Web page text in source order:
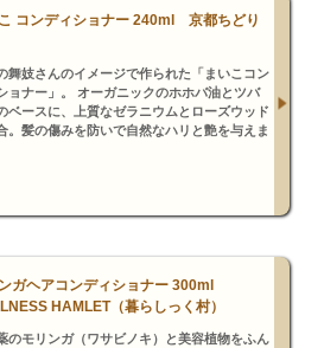
コンディショナー 240ml 京都ちどり
舞妓さんのイメージで作られた「まいこコン
ョナー」。 オーガニックのホホバ油とツバ
ベースに、上質なゼラニウムとローズウッド
。髪の傷みを防いで自然なハリと艶を与えま
ガヘアコンディショナー 300ml
HAMLET（暮らしっく村）
のモリンガ（ワサビノキ）と美容植物をふん